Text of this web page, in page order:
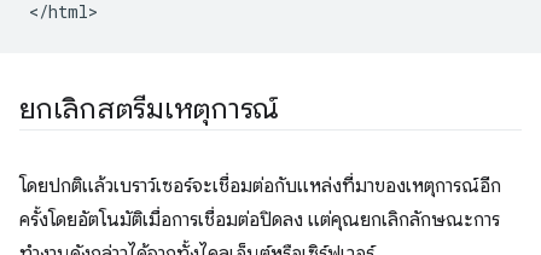
ยกเลิกสตรีมเหตุการณ์
โดยปกติแล้วเบราว์เซอร์จะเชื่อมต่อกับแหล่งที่มาของเหตุการณ์อีก
ครั้งโดยอัตโนมัติเมื่อการเชื่อมต่อปิดลง แต่คุณยกเลิกลักษณะการ